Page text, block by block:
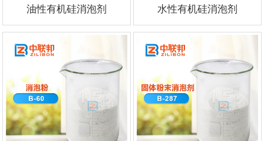
油性有机硅消泡剂 水性有机硅消泡剂